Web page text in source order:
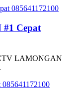
Cepat
LAMONGAN